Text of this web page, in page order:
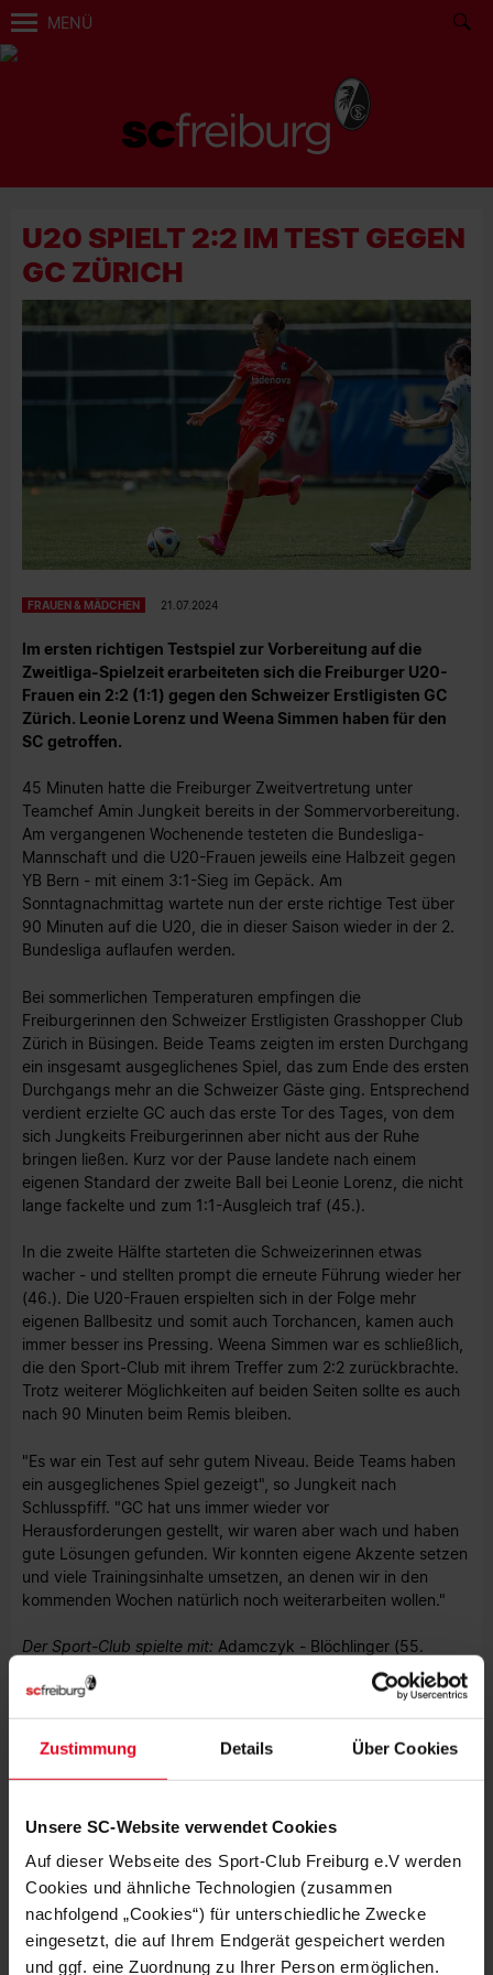
Zustimmung Details Über Cookies
Unsere SC-Website verwendet Cookies
Auf dieser Webseite des Sport-Club Freiburg e.V werden
Cookies und ähnliche Technologien (zusammen
nachfolgend „Cookies“) für unterschiedliche Zwecke
eingesetzt, die auf Ihrem Endgerät gespeichert werden
und ggf. eine Zuordnung zu Ihrer Person ermöglichen.
MENÜ
U20 SPIELT 2:2 IM TEST GEGEN
GC ZÜRICH
FRAUEN & MÄDCHEN 21.07.2024
Im ersten richtigen Testspiel zur Vorbereitung auf die
Zweitliga-Spielzeit erarbeiteten sich die Freiburger U20-
Frauen ein 2:2 (1:1) gegen den Schweizer Erstligisten GC
Zürich. Leonie Lorenz und Weena Simmen haben für den
SC getroffen.
45 Minuten hatte die Freiburger Zweitvertretung unter
Teamchef Amin Jungkeit bereits in der Sommervorbereitung.
Am vergangenen Wochenende testeten die Bundesliga-
Mannschaft und die U20-Frauen jeweils eine Halbzeit gegen
YB Bern - mit einem 3:1-Sieg im Gepäck. Am
Sonntagnachmittag wartete nun der erste richtige Test über
90 Minuten auf die U20, die in dieser Saison wieder in der 2.
Bundesliga auflaufen werden.
Bei sommerlichen Temperaturen empfingen die
Freiburgerinnen den Schweizer Erstligisten Grasshopper Club
Zürich in Büsingen. Beide Teams zeigten im ersten Durchgang
ein insgesamt ausgeglichenes Spiel, das zum Ende des ersten
Durchgangs mehr an die Schweizer Gäste ging. Entsprechend
verdient erzielte GC auch das erste Tor des Tages, von dem
sich Jungkeits Freiburgerinnen aber nicht aus der Ruhe
bringen ließen. Kurz vor der Pause landete nach einem
eigenen Standard der zweite Ball bei Leonie Lorenz, die nicht
lange fackelte und zum 1:1-Ausgleich traf (45.).
In die zweite Hälfte starteten die Schweizerinnen etwas
wacher - und stellten prompt die erneute Führung wieder her
(46.). Die U20-Frauen erspielten sich in der Folge mehr
eigenen Ballbesitz und somit auch Torchancen, kamen auch
immer besser ins Pressing. Weena Simmen war es schließlich,
die den Sport-Club mit ihrem Treffer zum 2:2 zurückbrachte.
Trotz weiterer Möglichkeiten auf beiden Seiten sollte es auch
nach 90 Minuten beim Remis bleiben.
"Es war ein Test auf sehr gutem Niveau. Beide Teams haben
ein ausgeglichenes Spiel gezeigt", so Jungkeit nach
Schlusspfiff. "GC hat uns immer wieder vor
Herausforderungen gestellt, wir waren aber wach und haben
gute Lösungen gefunden. Wir konnten eigene Akzente setzen
und viele Trainingsinhalte umsetzen, an denen wir in den
kommenden Wochen natürlich noch weiterarbeiten wollen."
Der Sport-Club spielte mit: Adamczyk - Blöchlinger (55.
Wunderlich), Volpert (46. Maas), Ezebinyuo, Heck (70.
Sadikou) - Scholle (55. Traore), Simmen, Schmit - Scherer,
Lorenz (70. Rummel), Schick
MEHR NEWS